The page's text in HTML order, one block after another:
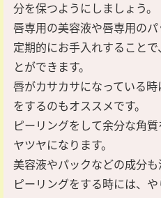
分を保つようにしましょう。
唇専用の美容液や唇専用のパ
定期的にお手入れすること
とができます。
唇がカサカサになっている
をするのもオススメです。
ピーリングをして余分な角
ヤツヤになります。
美容液やパックなどの成分も
ピーリングをする時には、や